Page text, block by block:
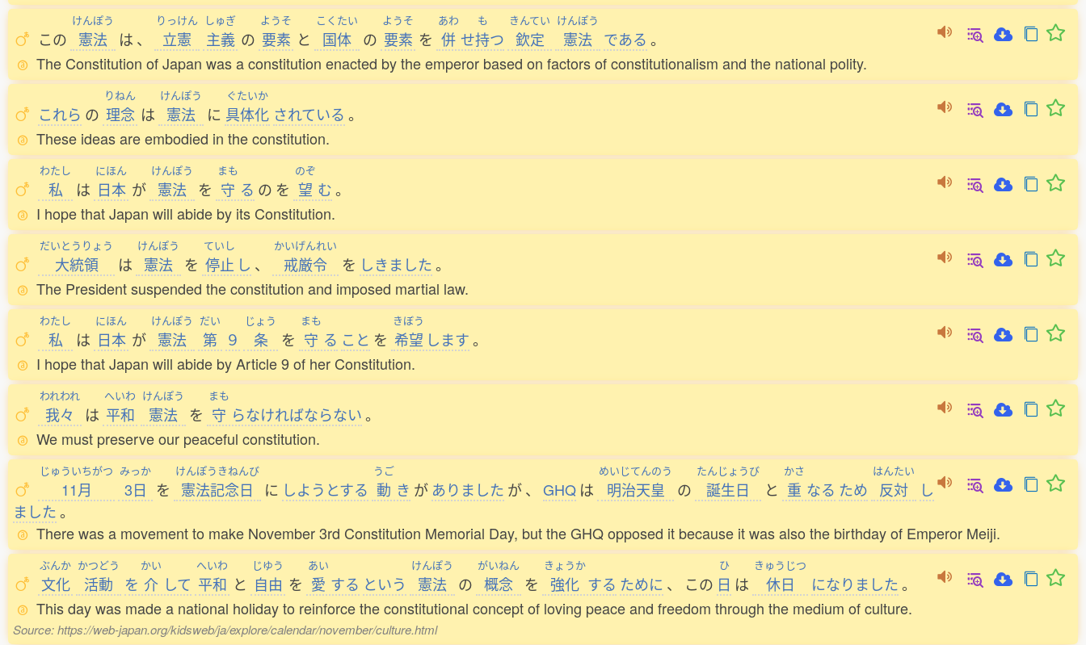
この
けんぽう
憲法 は 、
りっけん
立憲
しゅぎ
主義 の
ようそ
要素 と
こくたい
国体 の
ようそ
要素 を
あわ
併 せ
も
持つ
きんてい
欽定
けんぽう
憲法 である 。
The Constitution of Japan was a constitution enacted by the emperor based on factors of constitutionalism and the national polity.
これら の
りねん
理念 は
けんぽう
憲法 に
ぐたいか
具体化 されている 。
These ideas are embodied in the constitution.
わたし
私 は
にほん
日本 が
けんぽう
憲法 を
まも
守 る の を
のぞ
望 む。
I hope that Japan will abide by its Constitution.
だいとうりょう
大統領 は
けんぽう
憲法 を
ていし
停止 し 、
かいげんれい
戒厳令 を しきました。
The President suspended the constitution and imposed martial law.
わたし
私 は
にほん
日本 が
けんぽう
憲法
だい
第 ９
じょう
条 を
まも
守 る こと を
きぼう
希望 します。
I hope that Japan will abide by Article 9 of her Constitution.
われわれ
我々 は
へいわ
平和
けんぽう
憲法 を
まも
守 らなければならない。
We must preserve our peaceful constitution.
じゅういちがつ
11月
みっか
3日 を
けんぽうきねんび
憲法記念日 に しようとする
うご
動 き が ありました が、 GHQ は
めいじてんのう
明治天皇 の
たんじょうび
誕生日 と
かさ
重 なる ため
はんたい
反対
し
ました。
There was a movement to make November 3rd Constitution Memorial Day, but the GHQ opposed it because it was also the birthday of Emperor Meiji.
ぶんか
文化
かつどう
活動 を
かい
介 して
へいわ
平和 と
じゆう
自由 を
あい
愛 する という
けんぽう
憲法 の
がいねん
概念 を
きょうか
強化 する ために 、 この
ひ
日 は
きゅうじつ
休日 になりました。
This day was made a national holiday to reinforce the constitutional concept of loving peace and freedom through the medium of culture.
Source: https://web-japan.org/kidsweb/ja/explore/calendar/november/culture.html